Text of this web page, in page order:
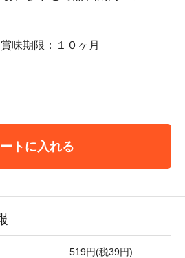
味期限：１０ヶ月
トに入れる
519円(税39円)